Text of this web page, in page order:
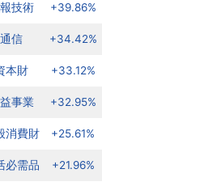
技術 +39.86%
通信 +34.42%
本財 +33.12%
事業 +32.95%
消費財 +25.61%
必需品 +21.96%